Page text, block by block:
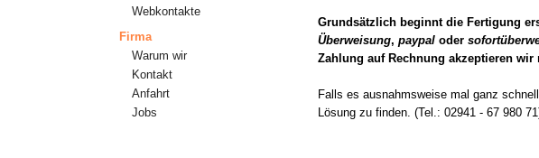
Webkontakte
Firma
Warum wir
Kontakt
Anfahrt
Jobs
Grundsätzlich beginnt die Fertigung
Überweisung, paypal oder
Zahlung auf Rechnung akzeptieren wir
Falls es ausnahmsweise mal ganz
Lösung zu finden. (Tel.: 02941 - 67 980